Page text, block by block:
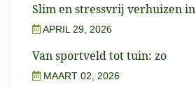
Slim en stressvrij verhuizen in
APRIL 29, 2026
Van sportveld tot tuin: zo
MAART 02, 2026